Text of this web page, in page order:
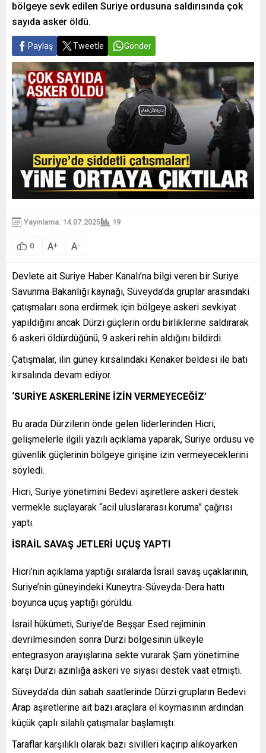
bölgeye sevk edilen Suriye ordusuna saldırısında çok
sayıda asker öldü.
Paylaş Tweetle Gönder
Yayınlama: 14.07.2025 19
0 A+ A-
Devlete ait Suriye Haber Kanalı’na bilgi veren bir Suriye
Savunma Bakanlığı kaynağı, Süveyda’da gruplar arasındaki
çatışmaları sona erdirmek için bölgeye askeri sevkiyat
yapıldığını ancak Dürzi güçlerin ordu birliklerine saldırarak
6 askeri öldürdüğünü, 9 askeri rehin aldığını bildirdi.
Çatışmalar, ilin güney kırsalındaki Kenaker beldesi ile batı
kırsalında devam ediyor.
‘SURİYE ASKERLERİNE İZİN VERMEYECEĞİZ’
​​​​​​​Bu arada Dürzilerin önde gelen liderlerinden Hicri,
gelişmelerle ilgili yazılı açıklama yaparak, Suriye ordusu ve
güvenlik güçlerinin bölgeye girişine izin vermeyeceklerini
söyledi.
Hicri, Suriye yönetimini Bedevi aşiretlere askeri destek
vermekle suçlayarak “acil uluslararası koruma” çağrısı
yaptı.
İSRAİL SAVAŞ JETLERİ UÇUŞ YAPTI
Hicri’nin açıklama yaptığı sıralarda İsrail savaş uçaklarının,
Suriye’nin güneyindeki Kuneytra-Süveyda-Dera hattı
boyunca uçuş yaptığı görüldü.
İsrail hükümeti, Suriye’de Beşşar Esed rejiminin
devrilmesinden sonra Dürzi bölgesinin ülkeyle
entegrasyon arayışlarına sekte vurarak Şam yönetimine
karşı Dürzi azınlığa askeri ve siyasi destek vaat etmişti.
Süveyda’da dün sabah saatlerinde Dürzi grupların Bedevi
Arap aşiretlerine ait bazı araçlara el koymasının ardından
küçük çaplı silahlı çatışmalar başlamıştı.
Taraflar karşılıklı olarak bazı sivilleri kaçırıp alıkoyarken